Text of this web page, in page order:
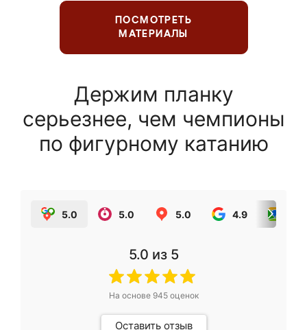
ПОСМОТРЕТЬ
МАТЕРИАЛЫ
Держим планку
серьезнее, чем чемпионы
по фигурному катанию
5.0 5.0 5.0 4.9
5.0 из 5
На основе 945оценок
Оставить отзыв